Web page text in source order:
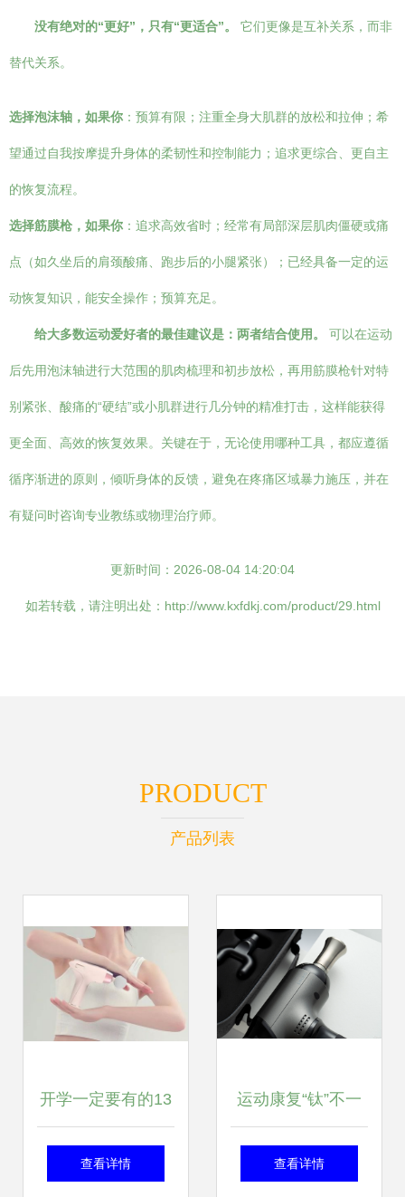
没有绝对的“更好”，只有“更适合”。 它们更像是互补关系，而非
替代关系。
选择泡沫轴，如果你 ：预算有限；注重全身大肌群的放松和拉伸；希
望通过自我按摩提升身体的柔韧性和控制能力；追求更综合、更自主
的恢复流程。
选择筋膜枪，如果你 ：追求高效省时；经常有局部深层肌肉僵硬或痛
点（如久坐后的肩颈酸痛、跑步后的小腿紧张）；已经具备一定的运
动恢复知识，能安全操作；预算充足。
给大多数运动爱好者的最佳建议是：两者结合使用。 可以在运动
后先用泡沫轴进行大范围的肌肉梳理和初步放松，再用筋膜枪针对特
别紧张、酸痛的“硬结”或小肌群进行几分钟的精准打击，这样能获得
更全面、高效的恢复效果。关键在于，无论使用哪种工具，都应遵循
循序渐进的原则，倾听身体的反馈，避免在疼痛区域暴力施压，并在
有疑问时咨询专业教练或物理治疗师。
更新时间：2026-08-04 14:20:04
如若转载，请注明出处：http://www.kxfdkj.com/product/29.html
PRODUCT
产品列表
开学一定要有的13
款省心高颜值好物
查看详情
运动康复“钛”不一
样 倍益康Ti Pro筋
查看详情